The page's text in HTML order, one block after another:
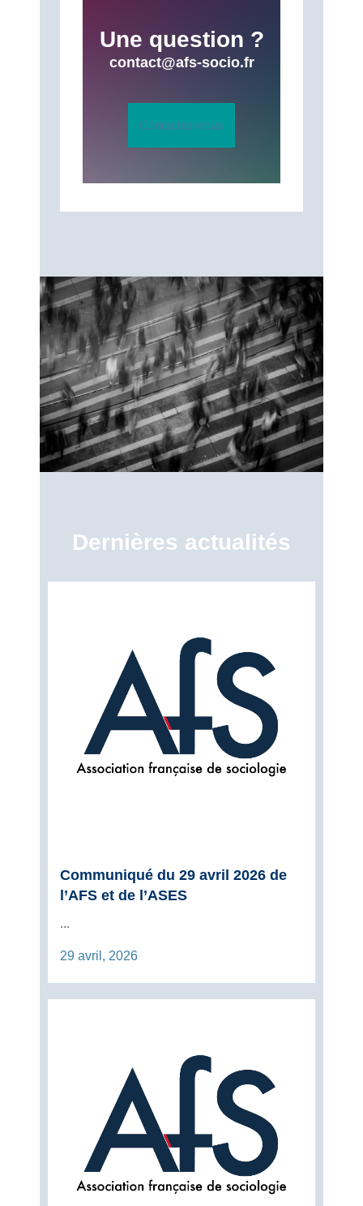
Une question ?
contact@afs-socio.fr
Contactez-nous
Dernières actualités
Communiqué du 29 avril 2026 de
l’AFS et de l’ASES
...
29 avril, 2026